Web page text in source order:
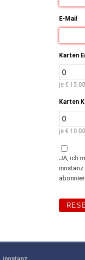
E-Mail
Karten
je € 15.00
Karten
je € 10.00
JA, ich
innstanz